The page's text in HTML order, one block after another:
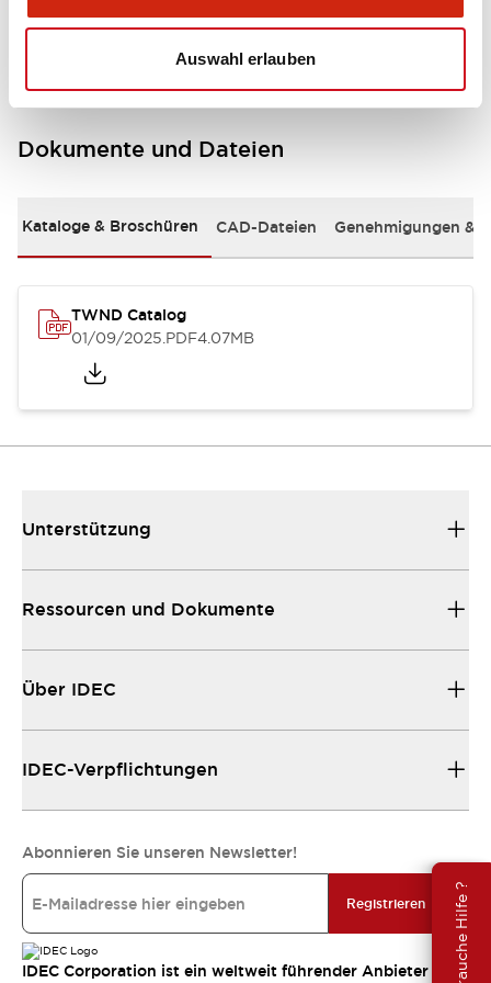
Auswahl erlauben
Brauche Hilfe ?
Mounting and Installation Specifications
Dokumente und Dateien
Kataloge & Broschüren CAD-Dateien Genehmigungen &
TWND Catalog
01/09/2025.PDF4.07MB
Unterstützung
Ressourcen und Dokumente
Über IDEC
IDEC-Verpflichtungen
Abonnieren Sie unseren Newsletter!
Registrieren
IDEC Corporation ist ein weltweit führender Anbieter